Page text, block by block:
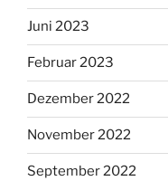
Juni 2023
Februar 2023
Dezember 2022
November 2022
September 2022